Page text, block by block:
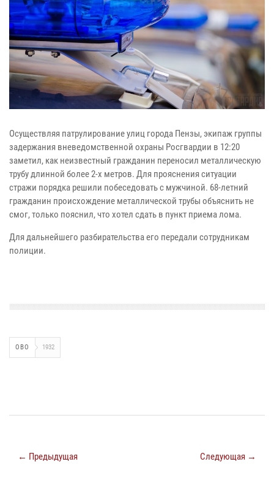
Осуществляя патрулирование улиц города Пензы, экипаж группы
задержания вневедомственной охраны Росгвардии в 12:20
заметил, как неизвестный гражданин переносил металлическую
трубу длинной более 2-х метров. Для прояснения ситуации
стражи порядка решили побеседовать с мужчиной. 68-летний
гражданин происхождение металлической трубы объяснить не
смог, только пояснил, что хотел сдать в пункт приема лома.
Для дальнейшего разбирательства его передали сотрудникам
полиции.
ОВО 1932
← Предыдущая Следующая →